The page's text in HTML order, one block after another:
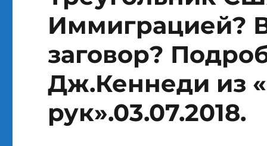
Иммиграцией?
заговор?
Дж.Кеннеди из
рук».03.07.2018.